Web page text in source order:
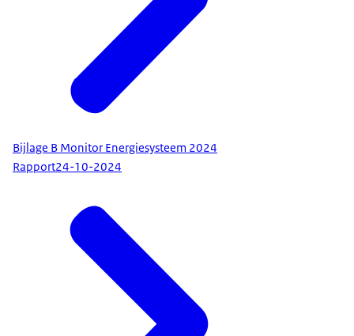
Bijlage B Monitor Energiesysteem 2024
Rapport24-10-2024